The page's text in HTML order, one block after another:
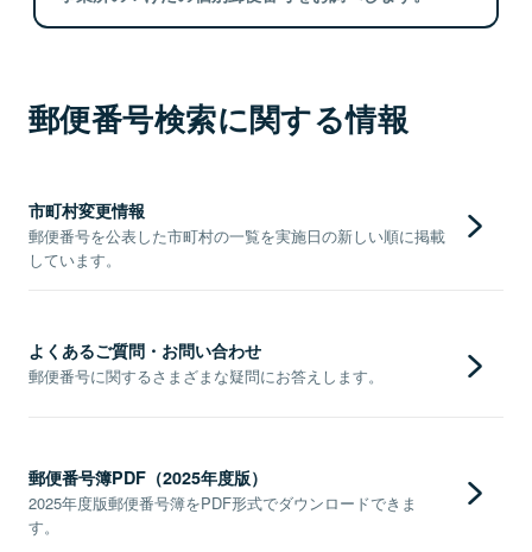
郵便番号検索に関する情報
市町村変更情報
郵便番号を公表した市町村の一覧を実施日の新しい順に掲載
しています。
よくあるご質問・お問い合わせ
郵便番号に関するさまざまな疑問にお答えします。
郵便番号簿PDF（2025年度版）
2025年度版郵便番号簿をPDF形式でダウンロードできま
す。